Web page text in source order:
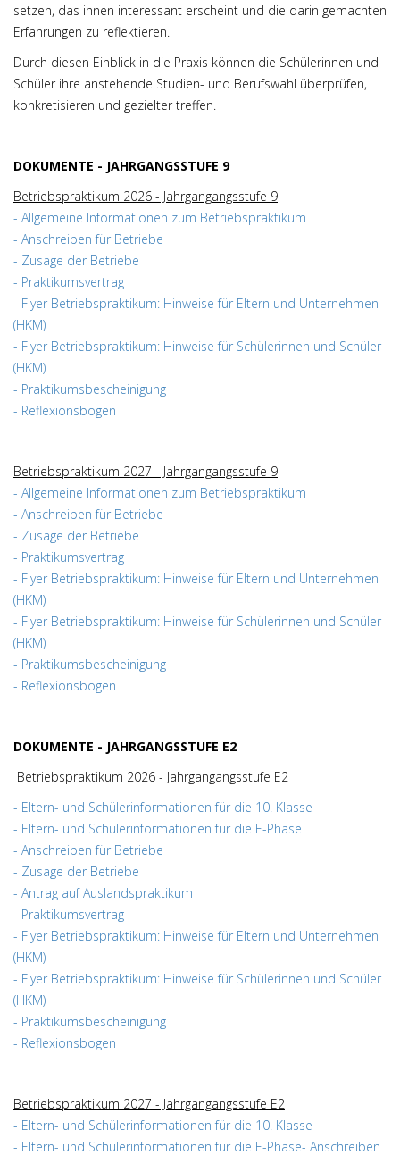
setzen, das ihnen interessant erscheint und die darin gemachten
Erfahrungen zu reflektieren.
Durch diesen Einblick in die Praxis können die Schülerinnen und
Schüler ihre anstehende Studien- und Berufswahl überprüfen,
konkretisieren und gezielter treffen.
DOKUMENTE - JAHRGANGSSTUFE 9
Betriebspraktikum 2026 - Jahrgangangsstufe 9
- Allgemeine Informationen zum Betriebspraktikum
- Anschreiben für Betriebe
- Zusage der Betriebe
- Praktikumsvertrag
- Flyer Betriebspraktikum: Hinweise für Eltern und Unternehmen
(HKM)
- Flyer Betriebspraktikum: Hinweise für Schülerinnen und Schüler
(HKM)
- Praktikumsbescheinigung
- Reflexionsbogen
Betriebspraktikum 2027 - Jahrgangangsstufe 9
- Allgemeine Informationen zum Betriebspraktikum
- Anschreiben für Betriebe
- Zusage der Betriebe
- Praktikumsvertrag
- Flyer Betriebspraktikum: Hinweise für Eltern und Unternehmen
(HKM)
- Flyer Betriebspraktikum: Hinweise für Schülerinnen und Schüler
(HKM)
- Praktikumsbescheinigung
- Reflexionsbogen
DOKUMENTE - JAHRGANGSSTUFE E2
Betriebspraktikum 2026 - Jahrgangangsstufe E2
- Eltern- und Schülerinformationen für die 10. Klasse
- Eltern- und Schülerinformationen für die E-Phase
- Anschreiben für Betriebe
- Zusage der Betriebe
- Antrag auf Auslandspraktikum
- Praktikumsvertrag
- Flyer Betriebspraktikum: Hinweise für Eltern und Unternehmen
(HKM)
- Flyer Betriebspraktikum: Hinweise für Schülerinnen und Schüler
(HKM)
- Praktikumsbescheinigung
- Reflexionsbogen
Betriebspraktikum 2027 - Jahrgangangsstufe E2
- Eltern- und Schülerinformationen für die 10. Klasse
- Eltern- und Schülerinformationen für die E-Phase- Anschreiben